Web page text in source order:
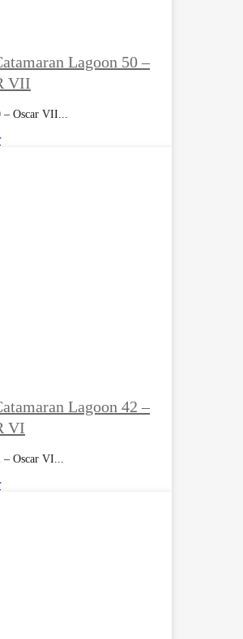
Lagoon 50 –
VII
Oscar VII...
Lagoon 42 –
VI
– Oscar VI...